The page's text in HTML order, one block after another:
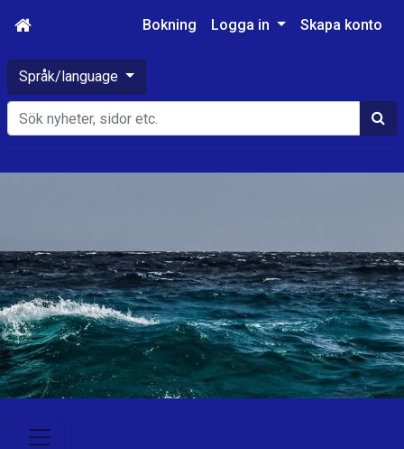
Bokning Logga in Skapa konto
Språk/language
Sök